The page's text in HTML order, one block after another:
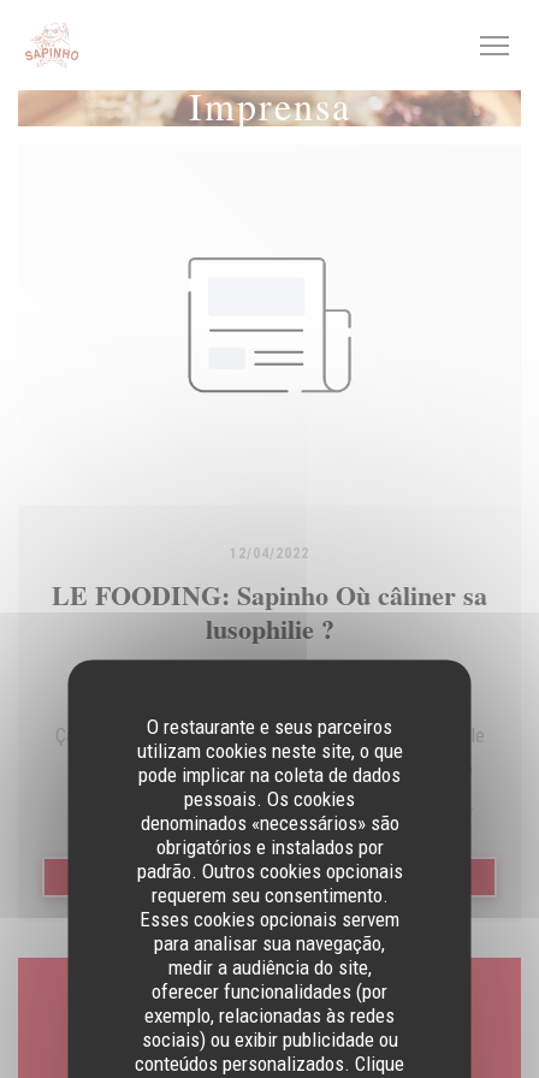
O restaurante e seus parceiros
utilizam cookies neste site, o que
pode implicar na coleta de dados
pessoais. Os cookies
denominados «necessários» são
obrigatórios e instalados por
padrão. Outros cookies opcionais
requerem seu consentimento.
Esses cookies opcionais servem
para analisar sua navegação,
medir a audiência do site,
oferecer funcionalidades (por
exemplo, relacionadas às redes
sociais) ou exibir publicidade ou
conteúdos personalizados. Clique
Imprensa
12/04/2022
LE FOODING: Sapinho Où câliner sa
lusophilie ?
Ça bistrote a la portuguesa sur la butte Montmartre, où le
joyeux Sapinho (« petite grenouille » dans la langue de
Saramago) éteint la saudade pour mieux allumer les
fourneaux ! Bien calé dans ce trognon troquet, Rafael Dos
Santos (aussi proprio de L’Escalier) réveille ses ancêtres
lusitains à coups de skeuds hip-hopulaires et de quilles
naturopathes. Et sur la carte, composée à quatre mains
avec sa mamãe Maria de Fatima Dos Santos ? En direct du
comptoir carrelé, ce soir-là : des bolinhos de bacalhau,
acracras de morue croustillants à souhait ; des amêijoas à
bulhão pato, soit une pleine bolée de coques marinière
LER O ARTIGO((ABRE NUMA NOVA JANELA))
Mapa e Contacto